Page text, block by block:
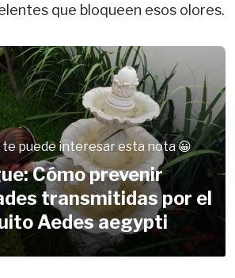
que bloqueen esos olores.
te puede interesar esta nota 😀
Cómo prevenir
transmitidas por el
Aedes aegypti